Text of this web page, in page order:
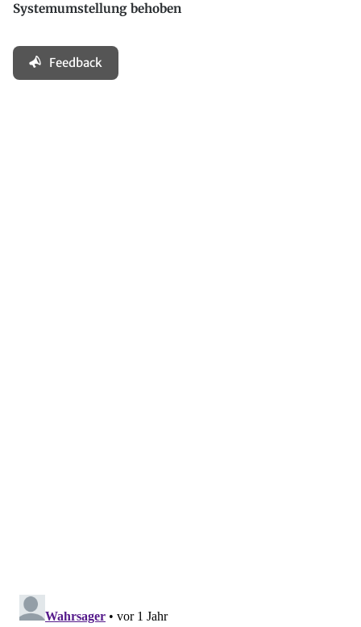
Systemumstellung behoben
Feedback